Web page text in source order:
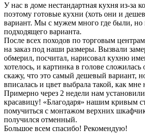
У нас в доме нестандартная кухня из-за
поэтому готовые кухни (хоть они и
вариант. Мы с мужем много где были, но
подходящего варианта.
После всех походов по торговым
на заказ под наши размеры. Вызвали
обмерил, посчитал, нарисовал кухню
хотелось, и картинка в голове сложилась
скажу, что это самый дешевый вариант,
вписалась и цвет выбрала такой, как мне
Примерно через 2 недели нам
красавицу! «Благодаря» нашим кривым
помучиться с монтажом верхних
получился отменный.
Большое всем спасибо! Рекомендую!